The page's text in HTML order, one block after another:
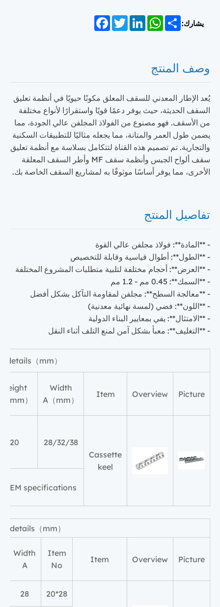
يشارك: FacebookTwitterLinkedInWhatsAppShare
وصف المنتج
يُعد الإطار المعدني للسقف المعلق مكونًا حيويًا في أنظمة تعليق
السقف الحديثة، حيث يوفر دعمًا قويًا واستقرارًا لأنواع مختلفة
من الأسقف. فهو مصنوع من الفولاذ المجلفن عالي الجودة، مما
يضمن طول العمر والمتانة، مما يجعله مثاليًا للتطبيقات السكنية
والتجارية. تم تصميم هذه القناة لتتكامل بسلاسة مع أنظمة تعليق
سقف ألواح الجبس وأنظمة سقف MF وأطر السقف المعلقة
الأخرى، مما يوفر أساسًا موثوقًا به لمشاريع السقف الخاصة بك.
تفاصيل المنتج
- **المادة**: فولاذ مجلفن عالي القوة
- **الطول**: أطوال قياسية وقابلة للتخصيص
- **العرض**: أحجام مختلفة لتلبية متطلبات المشروع المختلفة
- **السمك**: 0.45 مم - 1.2 مم
- **معالجة السطح**: مجلفن لمقاومة التآكل بشكل أفضل
- **اللون**: فضي (لمسة نهائية معدنية)
- **الامتثال**: يفي بمعايير البناء الدولية
- **التغليف**: معبأ بشكل آمن لمنع التلف أثناء النقل
details（mm）
Picture
Overview
Item
Width
A（mm）
Height
mm）
Cassette
keel
28/32/38
20
specifications
details（mm）
Picture
Overview
Item
Item
No
Width
A
28*20
28